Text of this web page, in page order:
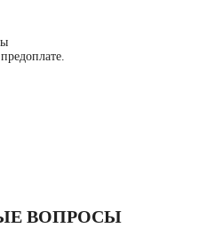
ВОПРОСЫ